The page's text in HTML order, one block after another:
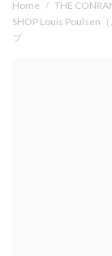
Home / THE
SHOP Louis Poulsen
プ